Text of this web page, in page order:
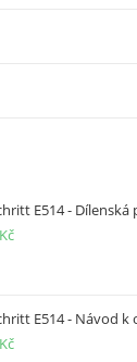
E514 - Dílenská
Kč
E514 - Návod k
Kč